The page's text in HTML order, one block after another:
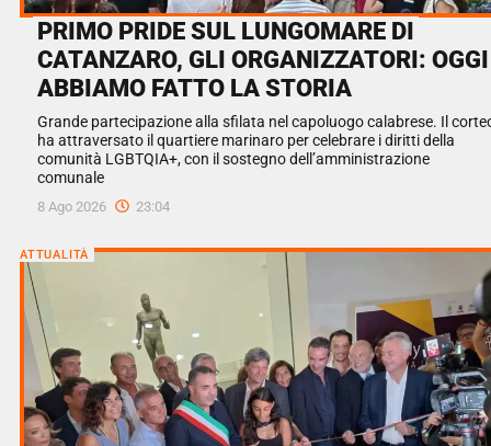
PRIMO PRIDE SUL LUNGOMARE DI
CATANZARO, GLI ORGANIZZATORI: OGGI
ABBIAMO FATTO LA STORIA
Grande partecipazione alla sfilata nel capoluogo calabrese. Il
ha attraversato il quartiere marinaro per celebrare i diritti della
comunità LGBTQIA+, con il sostegno dell’amministrazione
comunale
8 Ago 2026 23:04
ATTUALITÀ